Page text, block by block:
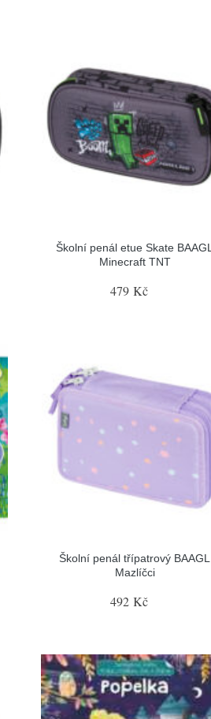
Školní penál etue Skate BAAGL
Minecraft TNT
479 Kč
Školní penál třípatrový BAAGL
Mazlíčci
492 Kč